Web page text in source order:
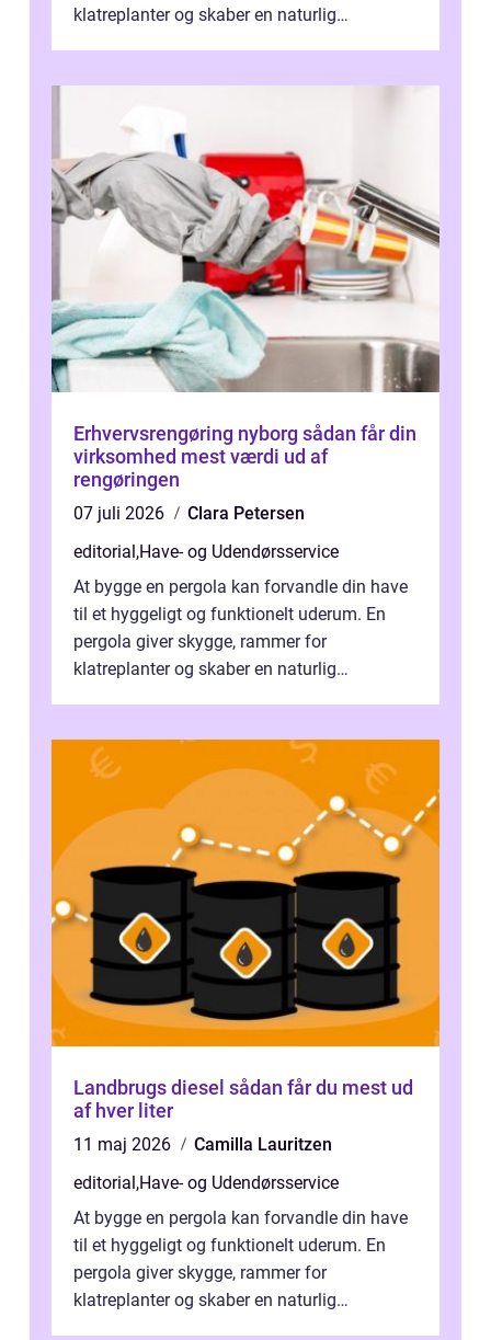
klatreplanter og skaber en naturlig
Erhvervsrengøring nyborg sådan får din
virksomhed mest værdi ud af
rengøringen
07 juli 2026
Clara Petersen
editorial ,Have- og Udendørsservice
At bygge en pergola kan forvandle din have
til et hyggeligt og funktionelt uderum. En
pergola giver skygge, rammer for
klatreplanter og skaber en naturlig
Landbrugs diesel sådan får du mest ud
af hver liter
11 maj 2026
Camilla Lauritzen
editorial ,Have- og Udendørsservice
At bygge en pergola kan forvandle din have
til et hyggeligt og funktionelt uderum. En
pergola giver skygge, rammer for
klatreplanter og skaber en naturlig